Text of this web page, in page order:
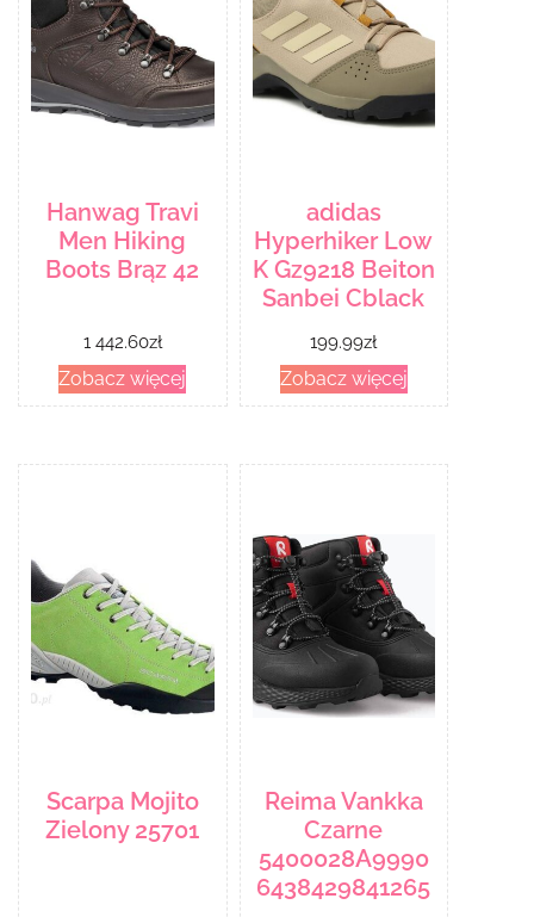
Hanwag Travi
Men Hiking
Boots Brąz 42
1 442.60zł
Zobacz więcej
adidas
Hyperhiker Low
K Gz9218 Beiton
Sanbei Cblack
199.99zł
Zobacz więcej
Scarpa Mojito
Zielony 25701
Reima Vankka
Czarne
5400028A9990
6438429841265